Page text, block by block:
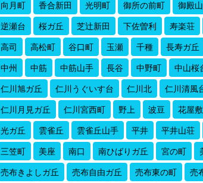
向月町
香合新田 光明町 御所の前町 御殿山
逆瀬台
桜ガ丘 芝辻新田 下佐曽利 寿楽荘
高司
高松町 谷口町 玉瀬 千種 長寿ガ丘
中州
中筋 中筋山手 長谷 中野町 中山桜
仁川旭ガ丘
仁川うぐいす台 仁川北 仁川清風
仁川月見ガ丘
仁川宮西町 野上 波豆 花屋
光ガ丘
雲雀丘 雲雀丘山手 平井 平井山荘
三笠町
美座 南口 南ひばりガ丘 宮の町
売布きよしガ丘
売布自由ガ丘 売布東の町 売